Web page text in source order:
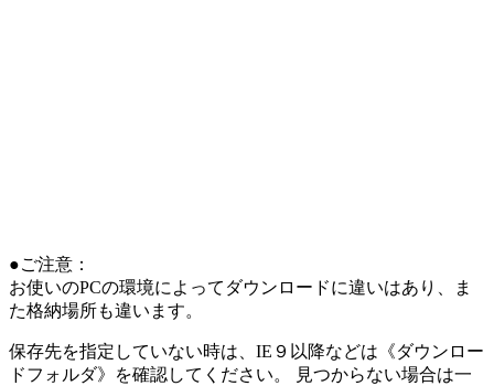
●ご注意：
お使いのPCの環境によってダウンロードに違いはあり、ま
た格納場所も違います。
保存先を指定していない時は、IE９以降などは《ダウンロー
ドフォルダ》を確認してください。 見つからない場合は一